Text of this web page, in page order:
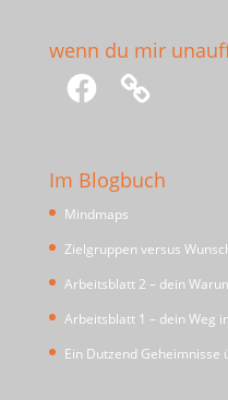
wenn du mir
Facebook
Im Blogbuch
Mindmaps
Zielgruppen versus
Arbeitsblatt 2 – dein
Arbeitsblatt 1 – dein Weg
Ein Dutzend Geheimnisse